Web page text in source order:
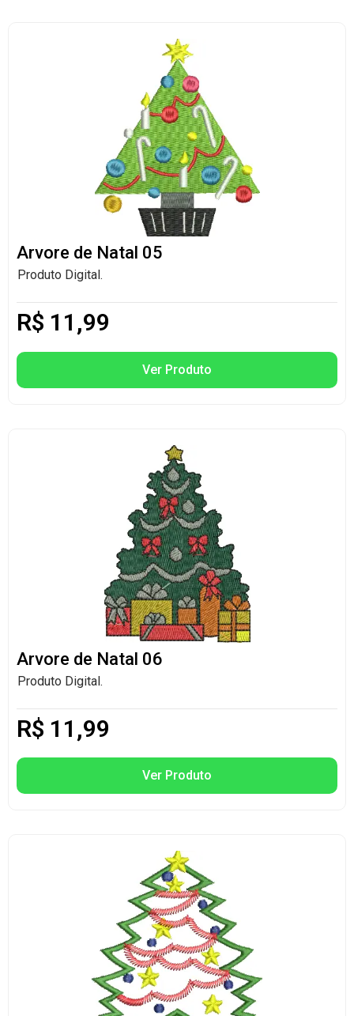
Arvore de Natal 05
Produto Digital.
R$ 11,99
Ver Produto
Arvore de Natal 06
Produto Digital.
R$ 11,99
Ver Produto